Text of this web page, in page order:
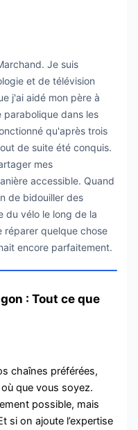
Je suis
et de télévision
j'ai aidé mon père à
parabolique dans les
qu'après trois
de suite été conquis.
mes
accessible. Quand
de bidouiller des
du vélo le long de la
réparer quelque chose
encore parfaitement.
: Tout ce que
chaînes préférées,
que vous soyez.
possible, mais
si on ajoute l’expertise